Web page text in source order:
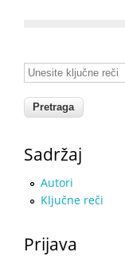
Unesite ključne reči
Sadržaj
Autori
Ključne reči
Prijava